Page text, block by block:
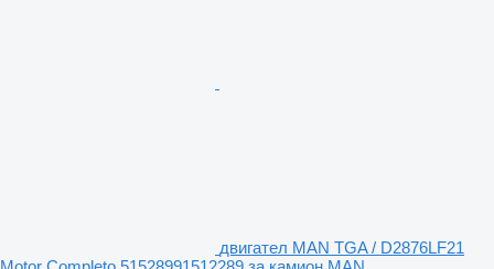
двигател MAN TGA / D2876LF21